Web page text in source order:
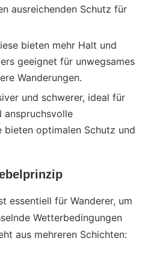
ausreichenden Schutz für
bieten mehr Halt und
geeignet für unwegsames
Wanderungen.
und schwerer, ideal für
anspruchsvolle
bieten optimalen Schutz und
essentiell für Wanderer, um
Wetterbedingungen
aus mehreren Schichten: